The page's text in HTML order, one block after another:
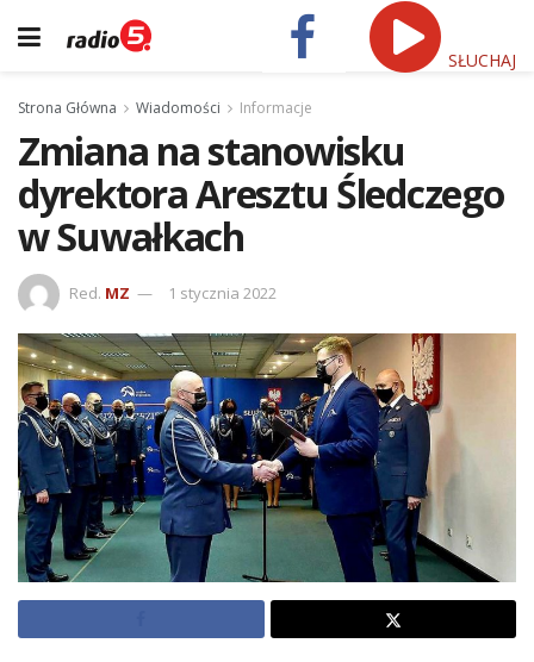
SŁUCHAJ
Strona Główna Wiadomości Informacje
Zmiana na stanowisku
dyrektora Aresztu Śledczego
w Suwałkach
Red. MZ 1 stycznia 2022